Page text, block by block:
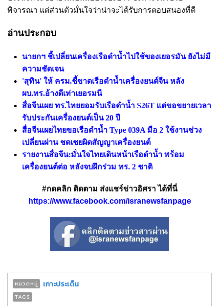
พิจารณา แต่ส่วนตัวมั่นใจว่าน่าจะได้รับการตอบสนองที่ดี
อ่านประกอบ
นายกฯ ชี้เปลี่ยนเครื่องเรือดำน้ำไปใช้ของเยอรมัน ยังไม่มี
ความชัดเจน
'สุทิน' ให้ ครม.ชี้ขาดเรือดำน้ำเครื่องยนต์จีน หลัง
ผบ.ทร.อ้างดีเท่าเยอรมนี
สื่อจีนเผย ทร.ไทยยอมรับเรือดำน้ำ S26T แต่ขอขยายเวลา
รับประกันเครื่องยนต์เป็น 20 ปี
สื่อจีนเผยไทยขอเรือดำน้ำ Type 039A มือ 2 ใช้งานช่วง
เปลี่ยนผ่าน ชดเชยผิดสัญญาเครื่องยนต์
รายงานสื่อจีน:มั่นใจไทยเดินหน้าเรือดำน้ำ พร้อม
เครื่องยนต์ต่อ หลังจบฝึกร่วม ทร. 2 ชาติ
#กดคลิก ติดตาม ส่งแชร์ข่าวอิศรา ได้ที่นี่
https://www.facebook.com/isranewsfanpage
หมวดหมู่ เกาะประเด็น
TAGS